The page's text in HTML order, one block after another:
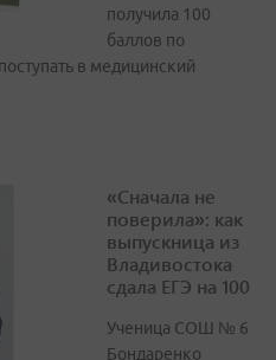
получила 100
баллов по
в медицинский
«Сначала не
поверила»: как
выпускница из
Владивостока
сдала ЕГЭ на 100
Ученица СОШ № 6
Бондаренко